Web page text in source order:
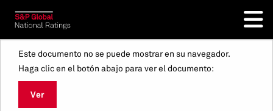
Este documento no se puede mostrar en su navegador.
Haga clic en el botón abajo para ver el documento:
Ver